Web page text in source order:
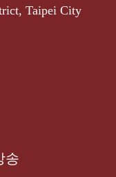
Taipei City
송